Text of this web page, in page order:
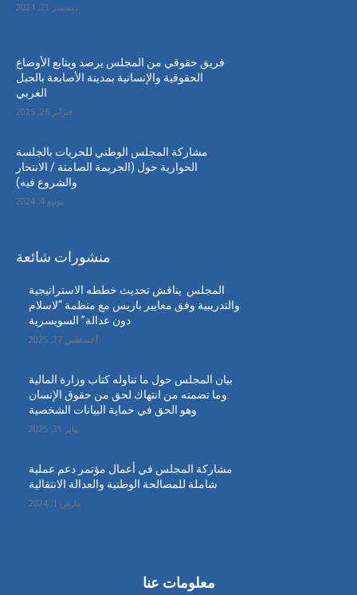
ديسمبر 23, 2024
فريق حقوقي من المجلس يرصد ويتابع الأوضاع
الحقوقية والإنسانية بمدينة الأصابعة بالجبل
الغربي
فبراير 26, 2025
مشاركة المجلس الوطني للحريات بالجلسة
الحوارية حول (الجريمة الصامتة / الانتحار
والشروع فيه)
يونيو 4, 2024
منشورات شائعة
المجلس يناقش تحديث خططه الاستراتيجية
والتدريبية وفق معايير باريس مع منظمة “لاسلام
دون عدالة” السويسرية
أغسطس 27, 2025
بيان المجلس حول ما تناوله كتاب وزارة المالية
وما تضمنه من انتهاك لحق من حقوق الإنسان
وهو الحق في حماية البيانات الشخصية
يناير 31, 2025
مشاركة المجلس في أعمال مؤتمر دعم عملية
شاملة للمصالحة الوطنية والعدالة الانتقالية
مارس 1, 2024
معلومات عنا